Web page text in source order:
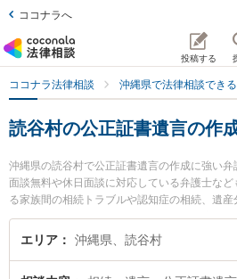
ココナラへ
投稿する
ココナラ法律相談 沖縄県で法律相談でき
読谷村の公正証書遺言の作
沖縄県の読谷村で公正証書遺言の作成に強い
面談無料や休日面談に対応している弁護士な
る家族間の相続トラブルや認知症の相続、遺
み検索もでき便利です。特に弁護士法人琉球
弁護士のプロフィール情報や弁護士費用、強
エリア 沖縄県、読谷村